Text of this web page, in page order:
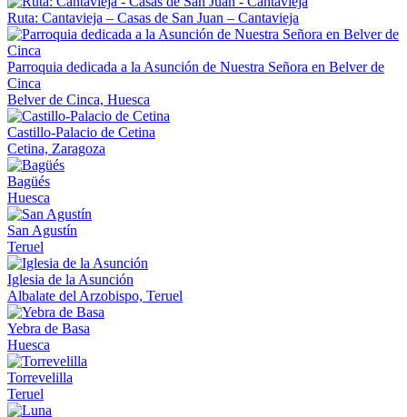
Ruta: Cantavieja – Casas de San Juan – Cantavieja
Parroquia dedicada a la Asunción de Nuestra Señora en Belver de
Cinca
Belver de Cinca, Huesca
Castillo-Palacio de Cetina
Cetina, Zaragoza
Bagüés
Huesca
San Agustín
Teruel
Iglesia de la Asunción
Albalate del Arzobispo, Teruel
Yebra de Basa
Huesca
Torrevelilla
Teruel